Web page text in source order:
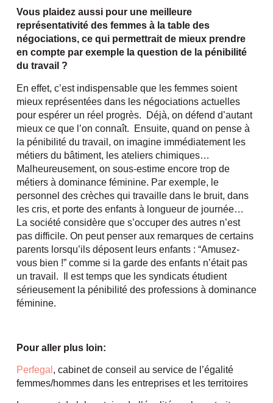
Vous plaidez aussi pour une meilleure
représentativité des femmes à la table des
négociations, ce qui permettrait de mieux prendre
en compte par exemple la question de la pénibilité
du travail ?
En effet, c’est indispensable que les femmes soient
mieux représentées dans les négociations actuelles
pour espérer un réel progrès. Déjà, on défend d’autant
mieux ce que l’on connaît. Ensuite, quand on pense à
la pénibilité du travail, on imagine immédiatement les
métiers du bâtiment, les ateliers chimiques…
Malheureusement, on sous-estime encore trop de
métiers à dominance féminine. Par exemple, le
personnel des crèches qui travaille dans le bruit, dans
les cris, et porte des enfants à longueur de journée…
La société considère que s’occuper des autres n’est
pas difficile. On peut penser aux remarques de certains
parents lorsqu’ils déposent leurs enfants : “Amusez-
vous bien !” comme si la garde des enfants n’était pas
un travail. Il est temps que les syndicats étudient
sérieusement la pénibilité des professions à dominance
féminine.
Pour aller plus loin:
Perfegal , cabinet de conseil au service de l’égalité
femmes/hommes dans les entreprises et les territoires